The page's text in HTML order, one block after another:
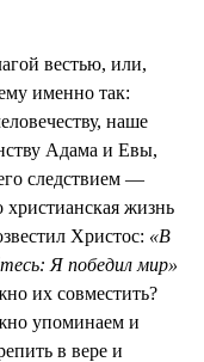
вестью, или,
именно так:
наше
Адама и Евы,
следствием —
жизнь
Христос: «В
Я победил мир»
их совместить?
упоминаем и
в вере и